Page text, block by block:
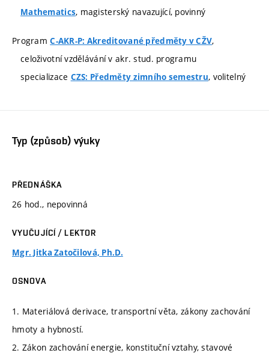
Mathematics, magisterský navazující, povinný
ProgramC-AKR-P: Akreditované předměty v CŽV,
celoživotní vzdělávání v akr. stud. programu
specializace CZS: Předměty zimního semestru, volitelný
Typ (způsob) výuky
PŘEDNÁŠKA
26 hod., nepovinná
VYUČUJÍCÍ / LEKTOR
Mgr. Jitka Zatočilová, Ph.D.
OSNOVA
1. Materiálová derivace, transportní věta, zákony zachování
hmoty a hybností.
2. Zákon zachování energie, konstituční vztahy, stavové